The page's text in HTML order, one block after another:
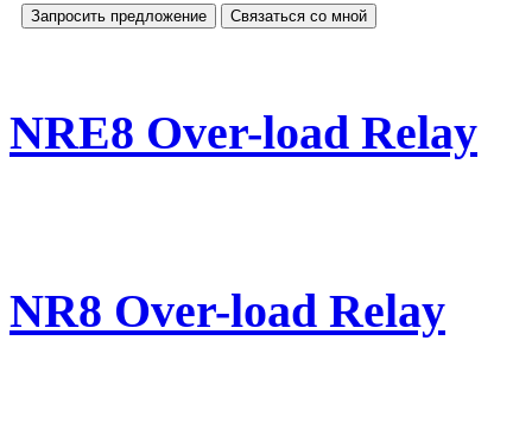
Запросить предложение Связаться со мной
NRE8 Over-load Relay
NR8 Over-load Relay